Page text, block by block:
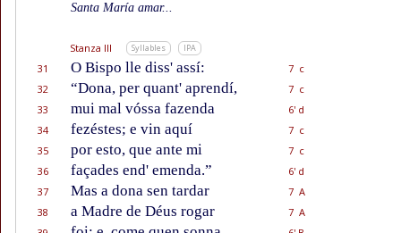
Santa María amar...
Stanza III Syllables IPA
31 O Bispo lle diss' assí:
7 c
32
“Dona, per quant' aprendí,
7 c
33
mui mal vóssa fazenda
6' d
34
fezéstes; e vin aquí
7 c
35
por esto, que ante mi
7 c
36
façades end' emenda.”
6' d
37
Mas a dona sen tardar
7 A
38
a Madre de Déus rogar
7 A